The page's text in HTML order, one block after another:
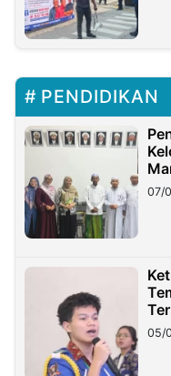
PENDIDIKAN
07/
05/